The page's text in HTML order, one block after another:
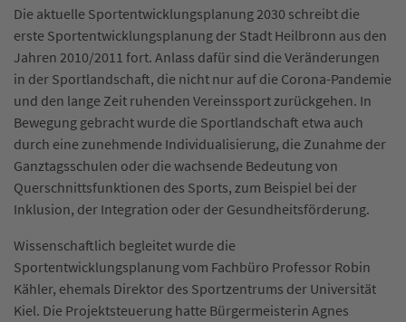
Die aktuelle Sportentwicklungsplanung 2030 schreibt die
erste Sportentwicklungsplanung der Stadt Heilbronn aus den
Jahren 2010/2011 fort. Anlass dafür sind die Veränderungen
in der Sportlandschaft, die nicht nur auf die Corona-Pandemie
und den lange Zeit ruhenden Vereinssport zurückgehen. In
Bewegung gebracht wurde die Sportlandschaft etwa auch
durch eine zunehmende Individualisierung, die Zunahme der
Ganztagsschulen oder die wachsende Bedeutung von
Querschnittsfunktionen des Sports, zum Beispiel bei der
Inklusion, der Integration oder der Gesundheitsförderung.
Wissenschaftlich begleitet wurde die
Sportentwicklungsplanung vom Fachbüro Professor Robin
Kähler, ehemals Direktor des Sportzentrums der Universität
Kiel. Die Projektsteuerung hatte Bürgermeisterin Agnes